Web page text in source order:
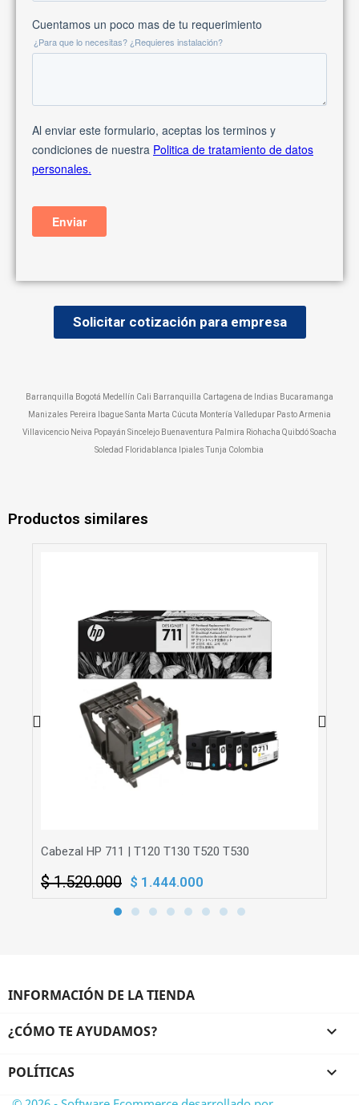
Solicitar cotización para empresa
Barranquilla Bogotá Medellín Cali Barranquilla Cartagena de Indias Bucaramanga
Manizales Pereira Ibague Santa Marta Cúcuta Montería Valledupar Pasto Armenia
Villavicencio Neiva Popayán Sincelejo Buenaventura Palmira Riohacha Quibdó Soacha
Soledad Floridablanca Ipiales Tunja Colombia
Productos similares
Cabezal HP 711 | T120 T130 T520 T530
$ 1.520.000 $ 1.444.000
INFORMACIÓN DE LA TIENDA
¿CÓMO TE AYUDAMOS? 
POLÍTICAS 